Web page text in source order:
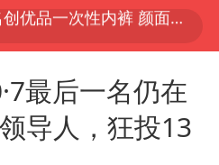
兰版北约来了吗
网约车司机充电时猝死保险拒赔
中国父女泰国骑摩托车坠崖1死1伤
最后一名仍在
导人，狂投13